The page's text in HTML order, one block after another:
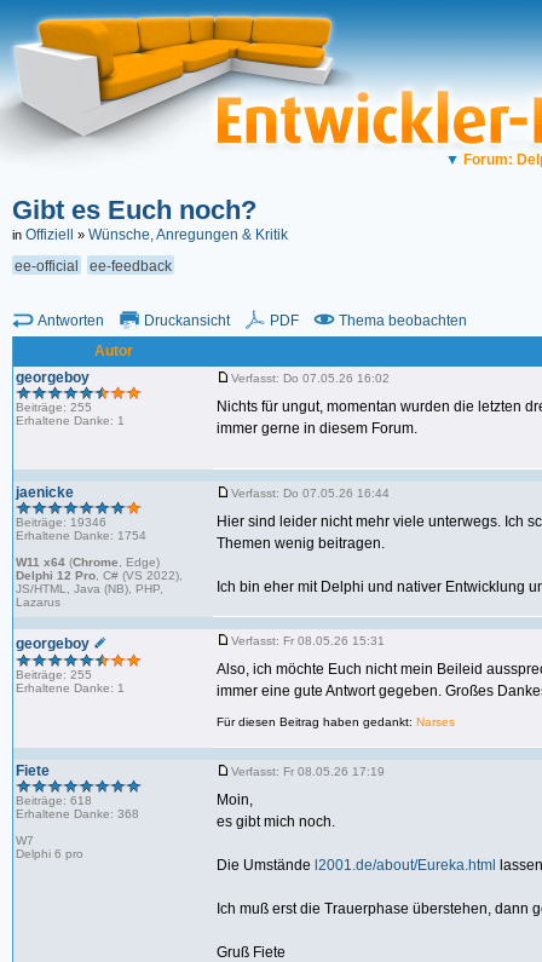
▼ Forum:
Gibt es Euch noch?
in Offiziell » Wünsche, Anregungen & Kritik
ee-official
ee-feedback
Antworten Druckansicht PDF
Thema beobachten
Autor
georgeboy
Beiträge: 255
Erhaltene Danke: 1
Verfasst: Do 07.05.26 16:02
Nichts für ungut, momentan wurden die letzten
immer gerne in diesem Forum.
jaenicke
Beiträge: 19346
Erhaltene Danke: 1754
W11 x64 (Chrome , Edge)
Delphi 12 Pro , C# (VS 2022),
JS/HTML, Java (NB), PHP,
Lazarus
Verfasst: Do 07.05.26 16:44
Hier sind leider nicht mehr viele unterwegs. Ich
Themen wenig beitragen.
Ich bin eher mit Delphi und nativer Entwicklung
georgeboy
Beiträge: 255
Erhaltene Danke: 1
Verfasst: Fr 08.05.26 15:31
Also, ich möchte Euch nicht mein Beileid
immer eine gute Antwort gegeben. Großes
Für diesen Beitrag haben gedankt: Narses
Fiete
Beiträge: 618
Erhaltene Danke: 368
W7
Delphi 6 pro
Verfasst: Fr 08.05.26 17:19
Moin,
es gibt mich noch.
Die Umstände l2001.de/about/Eureka.html
Ich muß erst die Trauerphase überstehen, dann
Gruß Fiete